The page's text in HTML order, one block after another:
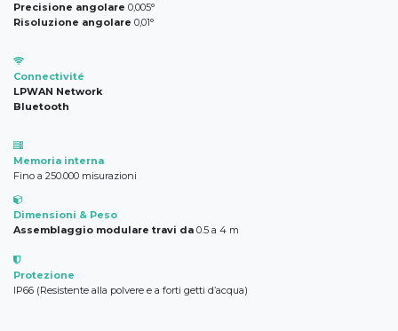
Precisione angolare 0,005°
Risoluzione angolare 0,01°
Connectivité
LPWAN Network
Bluetooth
Memoria interna
Fino a 250.000 misurazioni​
Dimensioni & Peso
Assemblaggio modulare travi da ​ 0.5 a 4 m
Protezione
IP66 (Resistente alla polvere e a forti getti d’acqua)